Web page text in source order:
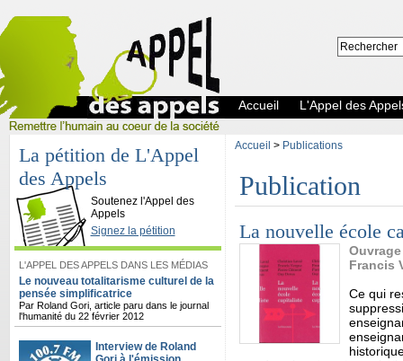
L'Appel des Appels
Accueil L'Appel des
La pétition de L'Appel
des Appels
Soutenez l'Appel des
Appels
Signez la pétition
L'APPEL DES APPELS DANS LES MÉDIAS
Le nouveau totalitarisme culturel de la
pensée simplificatrice
Par Roland Gori, article paru dans le journal
l'humanité du 22 février 2012
Interview de Roland
Accueil > Publications
Publication
La nouvelle école
Francis
Ce qui